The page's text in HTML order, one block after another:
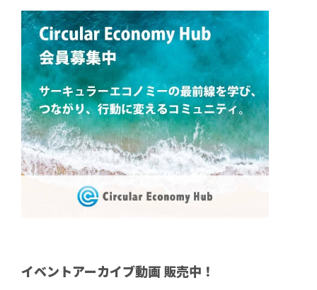
イベントアーカイブ動画 販売中！